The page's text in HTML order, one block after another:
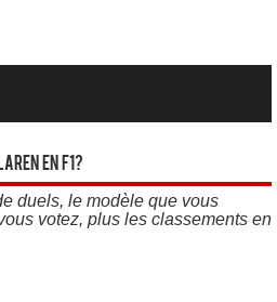
en F1?
duels, le modèle que vous
votez, plus les classements en